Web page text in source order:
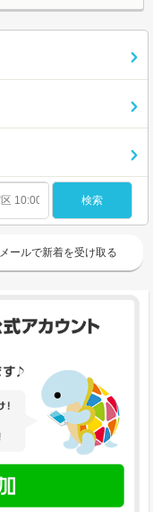
メールで新着を受け取る